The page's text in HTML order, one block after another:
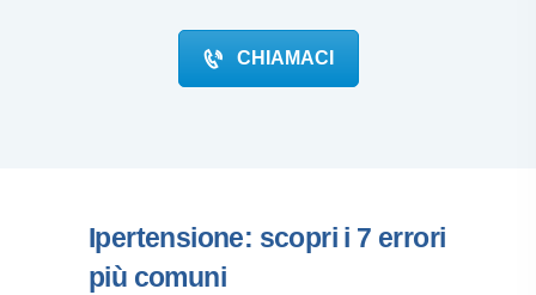
CHIAMACI
Ipertensione: scopri i 7 errori
più comuni